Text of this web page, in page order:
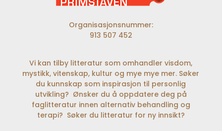
Organisasjonsnummer:
913 507 452
Vi kan tilby litteratur som omhandler visdom,
mystikk, vitenskap, kultur og mye mye mer. Søker
du kunnskap som inspirasjon til personlig
utvikling? Ønsker du å oppdatere deg på
faglitteratur innen alternativ behandling og
terapi? Søker du litteratur for ny innsikt?